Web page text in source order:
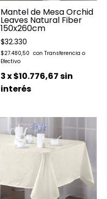
Mantel de Mesa Orchid
Leaves Natural Fiber
150x260cm
$32.330
$27.480,50
3x$10.776,67sin
interés